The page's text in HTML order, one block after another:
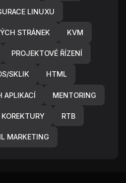
LINUXU
STRÁNEK KVM
PROJEKTOVÉ ŘÍZENÍ
SKLIK HTML
APLIKACÍ MENTORING
KOREKTURY RTB
MARKETING